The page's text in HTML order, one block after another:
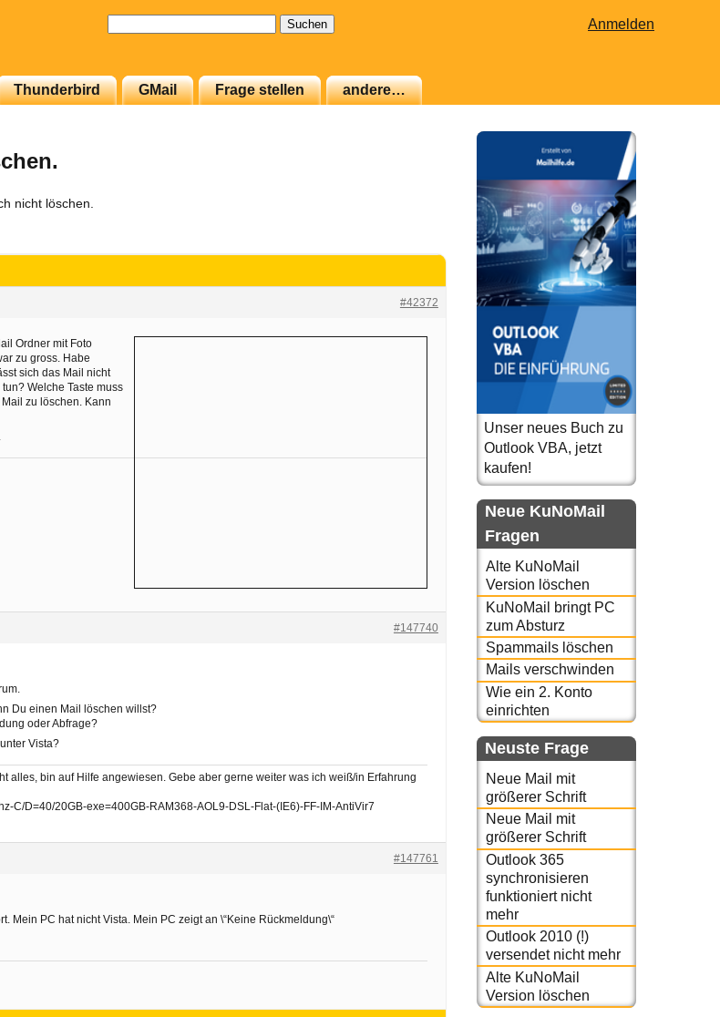
Anmelden
Thunderbird GMail Frage stellen andere…
nicht löschen.
#42372
Ordner mit Foto
zu gross. Habe
sich das Mail nicht
Welche Taste muss
zu löschen. Kann
#147740
Du einen Mail löschen willst?
oder Abfrage?
Vista?
alles, bin auf Hilfe angewiesen. Gebe aber gerne weiter was ich weiß/in Erfahrung
C/D=40/20GB-exe=400GB-RAM368-AOL9-DSL-Flat-(IE6)-FF-IM-AntiVir7
#147761
Mein PC hat nicht Vista. Mein PC zeigt an \“Keine Rückmeldung\“
Unser neues Buch zu
Outlook VBA, jetzt
kaufen!
Neue KuNoMail
Fragen
Alte KuNoMail
Version löschen
KuNoMail bringt PC
zum Absturz
Spammails löschen
Mails verschwinden
Wie ein 2. Konto
einrichten
Neuste Frage
Neue Mail mit
größerer Schrift
Neue Mail mit
größerer Schrift
Outlook 365
synchronisieren
funktioniert nicht
mehr
Outlook 2010 (!)
versendet nicht mehr
Alte KuNoMail
Version löschen